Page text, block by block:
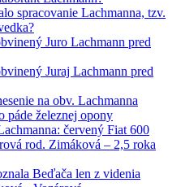
spracovanie Lachmanna, tzv.
Juro Lachmann pred
Juraj Lachmann pred
na obv. Lachmanna
páde železnej opony
červený Fiat 600
rod. Zimáková – 2,5 roka
Beďača len z videnia